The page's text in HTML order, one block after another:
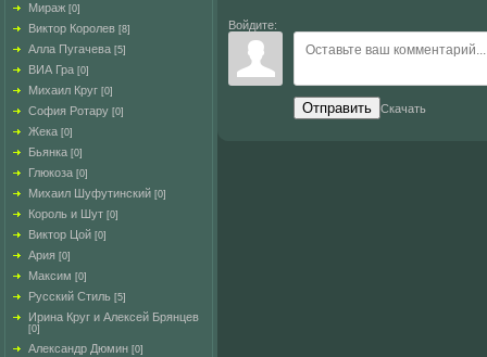
Мираж [0]
Виктор Королев [8]
Алла Пугачева [5]
ВИА Гра [0]
Михаил Круг [0]
София Ротару [0]
Жека [0]
Бьянка [0]
Глюкоза [0]
Михаил Шуфутинский [0]
Король и Шут [0]
Виктор Цой [0]
Ария [0]
Максим [0]
Русский Стиль [5]
Ирина Круг и Алексей Брянцев
[0]
Александр Дюмин [0]
Войдите:
Отправить Скачать